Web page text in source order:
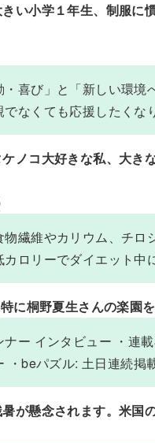
い小学１年生、制服に
喜び」と「新しい環
なくても応援したくな
ノコ大好きな私、大き
繊維やカリウム、チ
ロリーでダイエット中
に桐野夏生さんの楽園
ー インタビュー ・連
beパズル: 土日連続掲
が懸念されます。米国